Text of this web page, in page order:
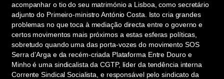
acompanhar o tio do seu matrimónio a Lisboa, como secretário
adjunto do Primeiro-ministro António Costa. Isto cria grandes
problemas no que toca à mediação directa entre o governo e
certos movimentos mais próximos a estas esferas políticas,
sobretudo quando uma das porta-vozes do movimento SOS
Serra d’Arga e da recém-criada Plataforma Entre Douro e
Minho é uma sindicalista da CGTP, líder da tendência interna
Corrente Sindical Socialista, e responsável pelo sindicato da